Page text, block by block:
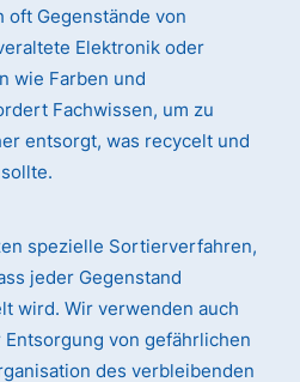
oft Gegenstände von
Elektronik oder
wie Farben und
Fachwissen, um zu
entsorgt, was recycelt und
spezielle Sortierverfahren,
jeder Gegenstand
wird. Wir verwenden auch
von gefährlichen
des verbleibenden